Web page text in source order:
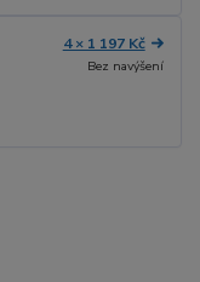
4 × 1 197 Kč
Bez navýšení